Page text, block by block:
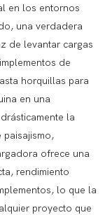
en los entornos
una verdadera
de levantar cargas
de
horquillas para
en una
la
paisajismo,
ofrece una
rendimiento
lo que la
proyecto que